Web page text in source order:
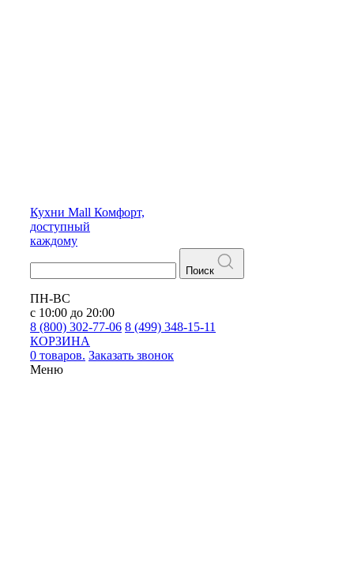
Кухни Mall Комфорт,
доступный
каждому
Поиск
ПН-ВС
с 10:00 до 20:00
8 (800) 302-77-06 8 (499) 348-15-11
КОРЗИНА
0 товаров. Заказать звонок
Меню